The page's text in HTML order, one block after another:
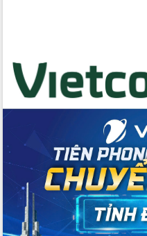
Xã Ea Phê gắn cải cách hành chính với
chuyển đổi số
Hồ Thị Nguyên Thảo làm việc tại Trung
tâm Phục vụ hành chính công xã Ea
Phê
Xây dựng nền hành chính số đồng
hành cùng nông dân dân, doanh nghiệp
Giai đoạn 2026-2030, Đắk Lắk phấn
đấu có 77% xã đạt chuẩn nông thôn
mới